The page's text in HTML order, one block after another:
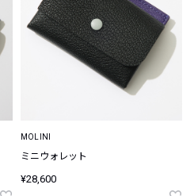
MOLINI
ミニウォレット
¥28,600